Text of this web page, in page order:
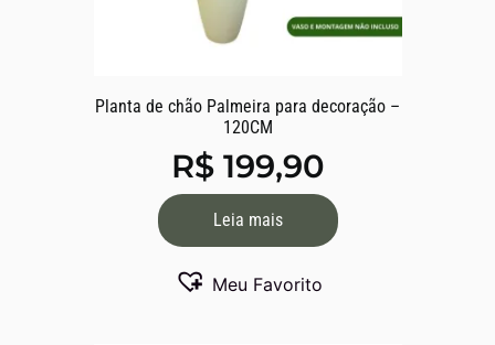
Planta de chão Palmeira para decoração –
120CM
R$199,90
Leia mais
Meu Favorito